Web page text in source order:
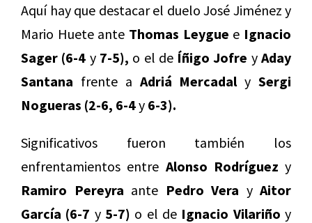
Aquí hay que destacar el duelo José Jiménez y
Mario Huete ante Thomas Leygue e Ignacio
Sager (6-4 y 7-5), o el de Íñigo Jofre yAday
Santana frente a Adriá Mercadal ySergi
Nogueras (2-6, 6-4y 6-3).
Significativos fueron también los
enfrentamientos entre Alonso Rodríguez y
Ramiro Pereyra ante Pedro Vera y Aitor
García (6-7 y 5-7) o el de Ignacio Vilariño y